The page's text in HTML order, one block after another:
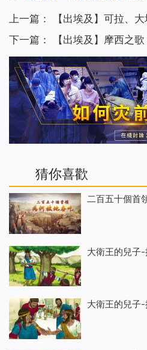
上一篇：
【出埃及】可拉、
下一篇：
【出埃及】摩西之
猜你喜歡
二百五十個首
大衛王的兒子
大衛王的兒子